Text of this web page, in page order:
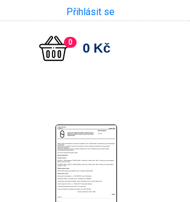
Přihlásit se
0 0 Kč